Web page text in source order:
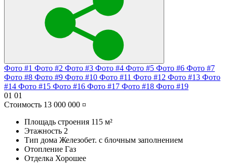
Фото #1 Фото #2 Фото #3 Фото #4 Фото #5 Фото #6 Фото #7
Фото #8 Фото #9 Фото #10 Фото #11 Фото #12 Фото #13 Фото
#14 Фото #15 Фото #16 Фото #17 Фото #18 Фото #19
01 01
Стоимость 13 000 000 ¤
Площадь строения 115 м²
Этажность 2
Тип дома Железобет. с блочным заполнением
Отопление Газ
Отделка Хорошее